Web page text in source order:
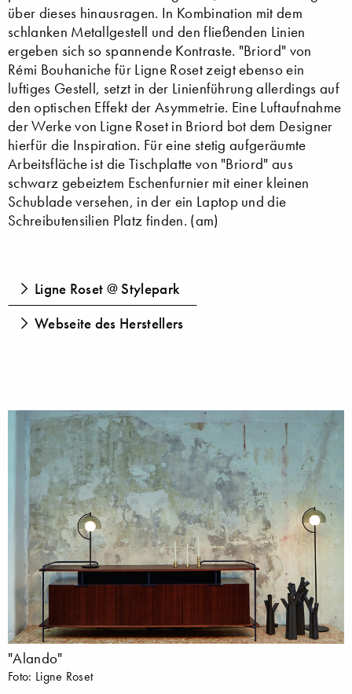
über dieses hinausragen. In Kombination mit dem
schlanken Metallgestell und den fließenden Linien
ergeben sich so spannende Kontraste. "Briord" von
Rémi Bouhaniche für Ligne Roset zeigt ebenso ein
luftiges Gestell, setzt in der Linienführung allerdings auf
den optischen Effekt der Asymmetrie. Eine Luftaufnahme
der Werke von Ligne Roset in Briord bot dem Designer
hierfür die Inspiration. Für eine stetig aufgeräumte
Arbeitsfläche ist die Tischplatte von "Briord" aus
schwarz gebeiztem Eschenfurnier mit einer kleinen
Schublade versehen, in der ein Laptop und die
Schreibutensilien Platz finden. (am)
Ligne Roset @ Stylepark
Webseite des Herstellers
"Alando"
Foto: Ligne Roset